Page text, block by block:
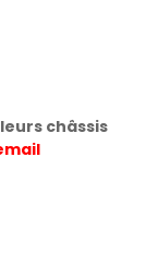
châssis